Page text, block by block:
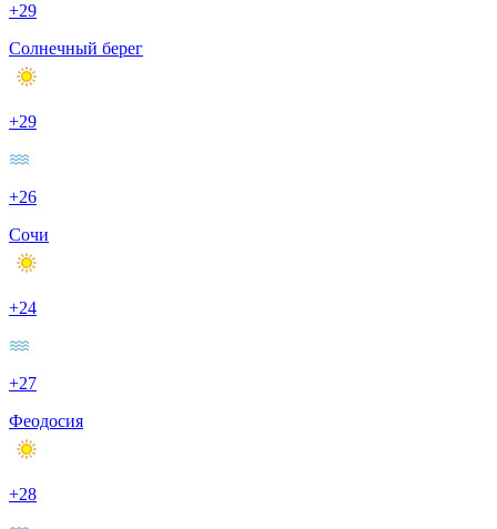
+29
Солнечный берег
+29
+26
Сочи
+24
+27
Феодосия
+28